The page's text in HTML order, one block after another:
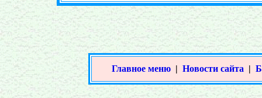
Главное меню | Новости сайта |